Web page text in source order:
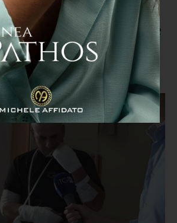
con pistole e
del superstite
di Amendolara